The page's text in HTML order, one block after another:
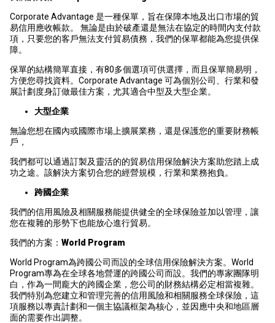
Corporate Advantage 是一種保單，旨在保障本地及出口市場的貿
易信用應收帳款。 無論是由於破產還是無法在協定的時間內支付款
項，只要您的客戶無法支付貿易債務，我們的保單都能為您提供保
障。
保單的結構簡單直接，有80多個選項可供選擇，而且保單簡易明，
方便您尋找資料。Corporate Advantage 可為個別公司、行業和發
展計劃度身訂做最佳方案，尤其適合中型及大型企業。
大型企業
無論您想在國內或國際市場上擴展業務，還是保護您的重要財務帳
戶，
我們都可以通過訂製及靈活的的貿易信用保險解決方案助您踏上成
功之途。該解決方案切合您的經營規模，行業和業務抱負。
跨國企業
我們的信用風險及相關服務能提供健全的全球保險並加以管理，讓
您在複雜的形勢下也能放心進行貿易。
我們的方案： World Program
World Program為跨國公司而設的全球信用保險解決方案。World
Program專為在全球各地營運的跨國公司而設。我們的專家團隊明
白，作為一間龐大的跨國企業，您公司的財務結構必定相當複雜。
我們特別為您建立和管理完善的信用風險和相關服務全球保險，這
項服務以專責計劃和一個主協議框架為核心，並因應中央和地區層
面的需要作出調整。